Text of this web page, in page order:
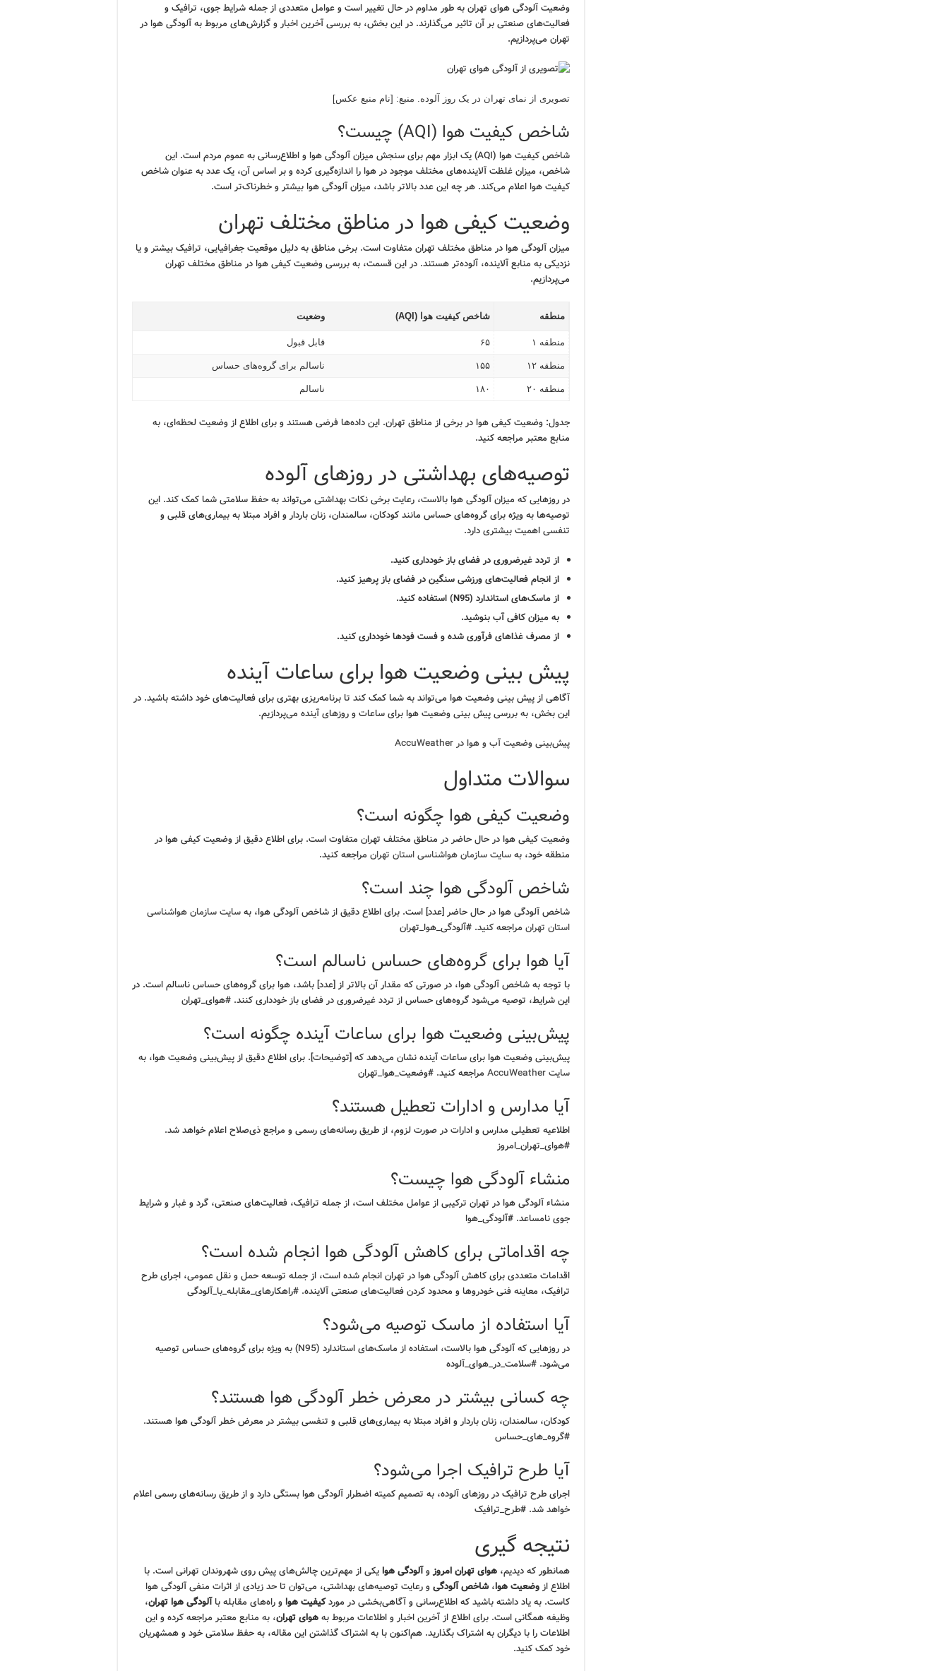
وضعیت آلودگی هوای تهران به طور مداوم در حال تغییر است و عوامل متعددی از جمله شرایط جوی، ترافیک و
فعالیت‌های صنعتی بر آن تاثیر می‌گذارند. در این بخش، به بررسی آخرین اخبار و گزارش‌های مربوط به آلودگی هوا در
تهران می‌پردازیم.
تصویری از نمای تهران در یک روز آلوده. منبع: [نام منبع عکس]
شاخص کیفیت هوا (AQI) چیست؟
شاخص کیفیت هوا (AQI) یک ابزار مهم برای سنجش میزان آلودگی هوا و اطلاع‌رسانی به عموم مردم است. این
شاخص، میزان غلظت آلاینده‌های مختلف موجود در هوا را اندازه‌گیری کرده و بر اساس آن، یک عدد به عنوان شاخص
کیفیت هوا اعلام می‌کند. هر چه این عدد بالاتر باشد، میزان آلودگی هوا بیشتر و خطرناک‌تر است.
وضعیت کیفی هوا در مناطق مختلف تهران
میزان آلودگی هوا در مناطق مختلف تهران متفاوت است. برخی مناطق به دلیل موقعیت جغرافیایی، ترافیک بیشتر و یا
نزدیکی به منابع آلاینده، آلوده‌تر هستند. در این قسمت، به بررسی وضعیت کیفی هوا در مناطق مختلف تهران
می‌پردازیم.
منطقه شاخص کیفیت هوا (AQI) وضعیت
منطقه ۱ ۶۵ قابل قبول
منطقه ۱۲ ۱۵۵ ناسالم برای گروه‌های حساس
منطقه ۲۰ ۱۸۰ ناسالم
جدول: وضعیت کیفی هوا در برخی از مناطق تهران. این داده‌ها فرضی هستند و برای اطلاع از وضعیت لحظه‌ای، به
منابع معتبر مراجعه کنید.
توصیه‌های بهداشتی در روزهای آلوده
در روزهایی که میزان آلودگی هوا بالاست، رعایت برخی نکات بهداشتی می‌تواند به حفظ سلامتی شما کمک کند. این
توصیه‌ها به ویژه برای گروه‌های حساس مانند کودکان، سالمندان، زنان باردار و افراد مبتلا به بیماری‌های قلبی و
تنفسی اهمیت بیشتری دارد.
از تردد غیرضروری در فضای باز خودداری کنید.
از انجام فعالیت‌های ورزشی سنگین در فضای باز پرهیز کنید.
از ماسک‌های استاندارد (N95) استفاده کنید.
به میزان کافی آب بنوشید.
از مصرف غذاهای فرآوری شده و فست فودها خودداری کنید.
پیش بینی وضعیت هوا برای ساعات آینده
آگاهی از پیش بینی وضعیت هوا می‌تواند به شما کمک کند تا برنامه‌ریزی بهتری برای فعالیت‌های خود داشته باشید. در
این بخش، به بررسی پیش بینی وضعیت هوا برای ساعات و روزهای آینده می‌پردازیم.
پیش‌بینی وضعیت آب و هوا در AccuWeather
سوالات متداول
وضعیت کیفی هوا چگونه است؟
وضعیت کیفی هوا در حال حاضر در مناطق مختلف تهران متفاوت است. برای اطلاع دقیق از وضعیت کیفی هوا در
منطقه خود، بهسایت سازمان هواشناسی استان تهران مراجعه کنید.
شاخص آلودگی هوا چند است؟
شاخص آلودگی هوا در حال حاضر [عدد] است. برای اطلاع دقیق از شاخص آلودگی هوا، بهسایت سازمان هواشناسی
استان تهران مراجعه کنید. #آلودگی_هوا_تهران
آیا هوا برای گروه‌های حساس ناسالم است؟
با توجه به شاخص آلودگی هوا، در صورتی که مقدار آن بالاتر از [عدد] باشد، هوا برای گروه‌های حساس ناسالم است. در
این شرایط، توصیه می‌شود گروه‌های حساس از تردد غیرضروری در فضای باز خودداری کنند. #هوای_تهران
پیش‌بینی وضعیت هوا برای ساعات آینده چگونه است؟
پیش‌بینی وضعیت هوا برای ساعات آینده نشان می‌دهد که [توضیحات]. برای اطلاع دقیق از پیش‌بینی وضعیت هوا، به
سایت AccuWeather
مراجعه کنید. #وضعیت_هوا_تهران
آیا مدارس و ادارات تعطیل هستند؟
اطلاعیه تعطیلی مدارس و ادارات در صورت لزوم، از طریق رسانه‌های رسمی و مراجع ذی‌صلاح اعلام خواهد شد.
#هوای_تهران_امروز
منشاء آلودگی هوا چیست؟
منشاء آلودگی هوا در تهران ترکیبی از عوامل مختلف است، از جمله ترافیک، فعالیت‌های صنعتی، گرد و غبار و شرایط
جوی نامساعد. #آلودگی_هوا
چه اقداماتی برای کاهش آلودگی هوا انجام شده است؟
اقدامات متعددی برای کاهش آلودگی هوا در تهران انجام شده است، از جمله توسعه حمل و نقل عمومی، اجرای طرح
ترافیک، معاینه فنی خودروها و محدود کردن فعالیت‌های صنعتی آلاینده. #راهکارهای_مقابله_با_آلودگی
آیا استفاده از ماسک توصیه می‌شود؟
در روزهایی که آلودگی هوا بالاست، استفاده از ماسک‌های استاندارد (N95) به ویژه برای گروه‌های حساس توصیه
می‌شود. #سلامت_در_هوای_آلوده
چه کسانی بیشتر در معرض خطر آلودگی هوا هستند؟
کودکان، سالمندان، زنان باردار و افراد مبتلا به بیماری‌های قلبی و تنفسی بیشتر در معرض خطر آلودگی هوا هستند.
#گروه_های_حساس
آیا طرح ترافیک اجرا می‌شود؟
اجرای طرح ترافیک در روزهای آلوده، به تصمیم کمیته اضطرار آلودگی هوا بستگی دارد و از طریق رسانه‌های رسمی اعلام
خواهد شد. #طرح_ترافیک
نتیجه گیری
همانطور که دیدیم، هوای تهران امروزوآلودگی هوا یکی از مهم‌ترین چالش‌های پیش روی شهروندان تهرانی است. با
اطلاع ازوضعیت هوا، شاخص آلودگیو رعایت توصیه‌های بهداشتی، می‌توان تا حد زیادی از اثرات منفی آلودگی هوا
کاست. به یاد داشته باشید که اطلاع‌رسانی و آگاهی‌بخشی در موردکیفیت هوا و راه‌های مقابله باآلودگی هوا تهران،
وظیفه همگانی است. برای اطلاع از آخرین اخبار و اطلاعات مربوط بههوای تهران، به منابع معتبر مراجعه کرده و این
اطلاعات را با دیگران به اشتراک بگذارید. هم‌اکنون با به اشتراک گذاشتن این مقاله، به حفظ سلامتی خود و همشهریان
خود کمک کنید.